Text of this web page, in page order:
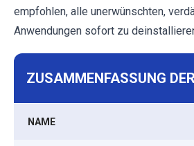
empfohlen, alle unerwünschten,
Anwendungen sofort zu
ZUSAMMENFASSUNG
NAME